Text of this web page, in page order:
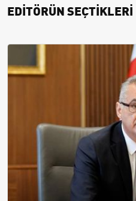
EDİTÖRÜN SEÇTİKLERİ